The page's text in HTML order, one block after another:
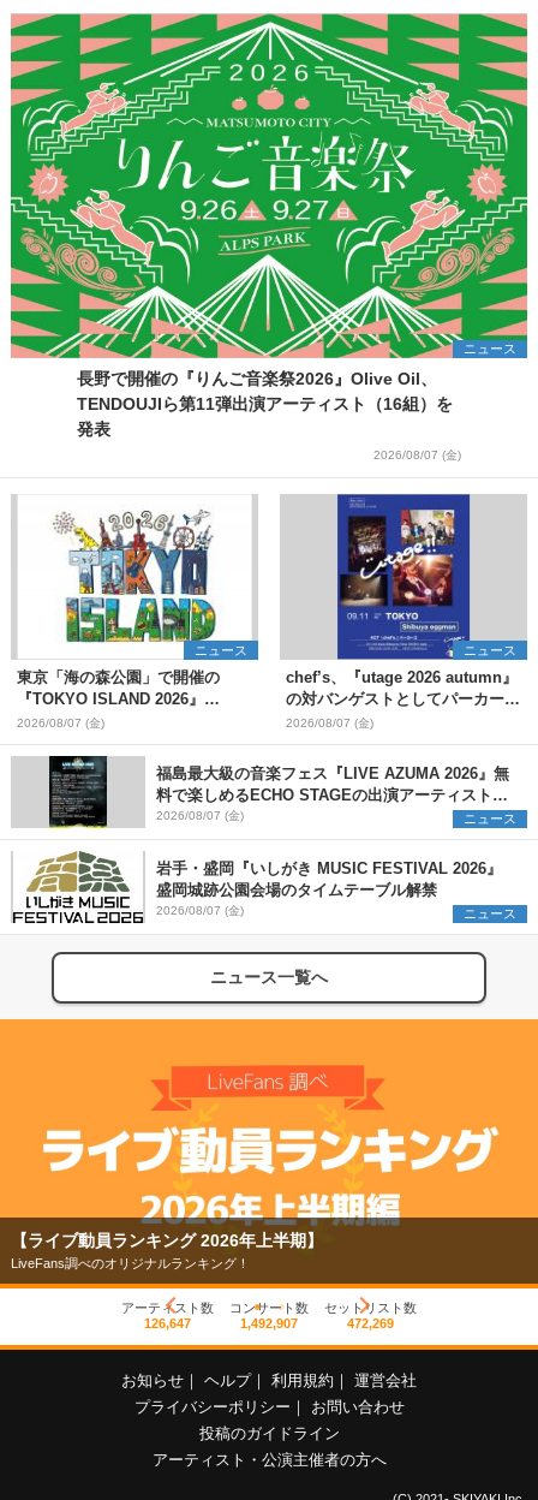
ニュース
長野で開催の『りんご音楽祭2026』Olive Oil、
TENDOUJIら第11弾出演アーティスト（16組）を
発表
2026/08/07 (金)
ニュース
東京「海の森公園」で開催の
『TOKYO ISLAND 2026』
BIGMAMA、flumpoolら第3弾出
演者7組を発表 ワークショッ
プ・アート出展者を募集
2026/08/07 (金)
ニュース
chef’s、『utage 2026 autumn』
の対バンゲストとしてパーカーズ
を発表
2026/08/07 (金)
福島最大級の音楽フェス『LIVE AZUMA 2026』無
料で楽しめるECHO STAGEの出演アーティストを
発表
2026/08/07 (金) ニュース
岩手・盛岡『いしがき MUSIC FESTIVAL 2026』
盛岡城跡公園会場のタイムテーブル解禁
2026/08/07 (金) ニュース
ニュース一覧へ
【ライブ動員ランキング 2026年上半期】
LiveFans調べのオリジナルランキング！
アーティスト数
126,647
コンサート数
1,492,907
セットリスト数
472,269
お知らせ ヘルプ 利用規約
運営会社
プライバシーポリシー
お問い合わせ
投稿のガイドライン
アーティスト・公演主催者の方へ